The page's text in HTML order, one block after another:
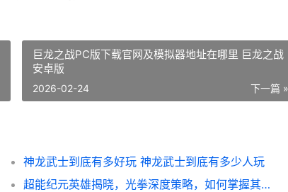
巨龙之战PC版下载官网及模拟器地址在哪里 巨龙之战
安卓版
下一篇 »
2026-02-24
神龙武士到底有多好玩 神龙武士到底有多少人玩
超能纪元英雄揭晓，光拳深度策略，如何掌握其终极力量 超能纪元女主有几个